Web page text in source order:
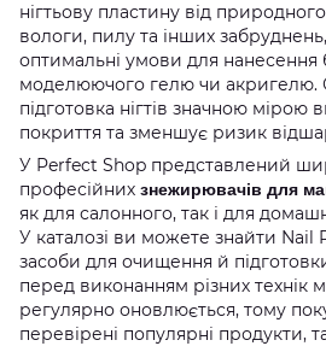
нігтьову пластину від
вологи, пилу та інших
оптимальні умови для нанесення
моделюючого гелю чи акригелю.
підготовка нігтів значною мірою
покриття та зменшує ризик
У Perfect Shop представлений
професійних знежирювачів для
як для салонного, так і для
У каталозі ви можете знайти Nail
засоби для очищення й
перед виконанням різних технік
регулярно оновлюється, тому
перевірені популярні продукти,